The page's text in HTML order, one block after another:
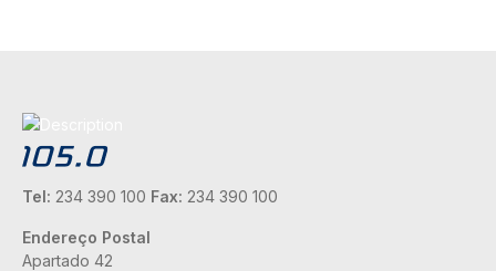
Tel: 234 390 100 Fax: 234 390 100
Endereço Postal
Apartado 42